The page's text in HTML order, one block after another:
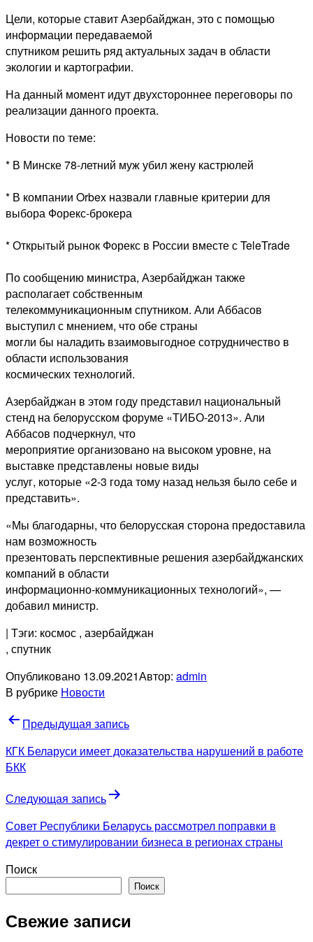
Цели, которые ставит Азербайджан, это с помощью
информации передаваемой
спутником решить ряд актуальных задач в области
экологии и картографии.
На данный момент идут двухстороннее переговоры по
реализации данного проекта.
Новости по теме:
* В Минске 78-летний муж убил жену кастрюлей
* В компании Orbex назвали главные критерии для
выбора Форекс-брокера
* Открытый рынок Форекс в России вместе с TeleTrade
По сообщению министра, Азербайджан также
располагает собственным
телекоммуникационным спутником. Али Аббасов
выступил с мнением, что обе страны
могли бы наладить взаимовыгодное сотрудничество в
области использования
космических технологий.
Азербайджан в этом году представил национальный
стенд на белорусском форуме «ТИБО-2013». Али
Аббасов подчеркнул, что
мероприятие организовано на высоком уровне, на
выставке представлены новые виды
услуг, которые «2-3 года тому назад нельзя было себе и
представить».
«Мы благодарны, что белорусская сторона предоставила
нам возможность
презентовать перспективные решения азербайджанских
компаний в области
информационно-коммуникационных технологий», —
добавил министр.
| Тэги: космос , азербайджан
, спутник
Опубликовано 13.09.2021Автор: admin
В рубрике Новости
Навигация
по
записям
Предыдущая запись
КГК Беларуси имеет доказательства нарушений в работе
БКК
Следующая запись
Совет Республики Беларусь рассмотрел поправки в
декрет о стимулировании бизнеса в регионах страны
Поиск
Поиск
Свежие записи